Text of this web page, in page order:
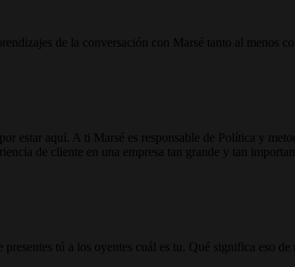
de la conversación con Marsé tanto al menos
estar aquí. A ti Marsé es responsable de Política y
de cliente en una empresa tan grande y tan
tú a los oyentes cuál es tu. Qué significa eso